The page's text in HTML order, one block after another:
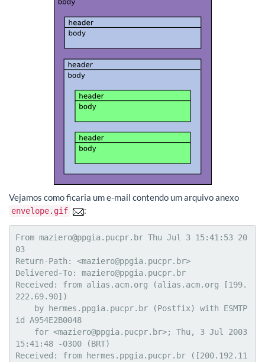
Vejamos como ficaria um e-mail contendo um arquivo anexo
envelope.gif :
From maziero@ppgia.pucpr.br Thu Jul 3 15:41:53 20
03
Return-Path: <maziero@ppgia.pucpr.br>
Delivered-To: maziero@ppgia.pucpr.br
Received: from alias.acm.org (alias.acm.org [199.
222.69.90])
id A954E2B0048
15:41:48 -0300 (BRT)
Received: from hermes.ppgia.pucpr.br ([200.192.11